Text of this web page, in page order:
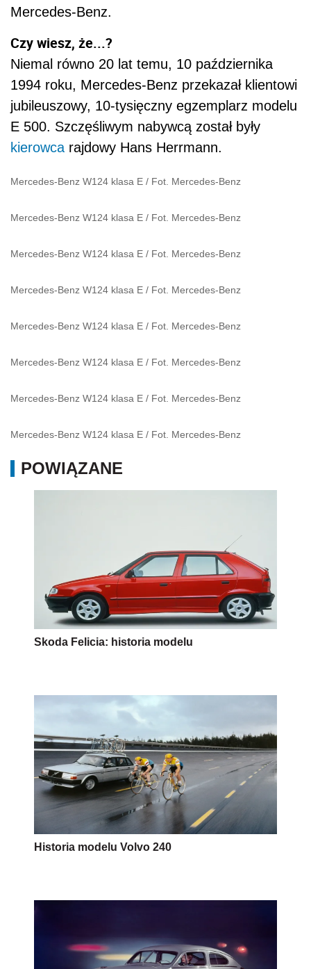
Mercedes-Benz.
Czy wiesz, że...?
Niemal równo 20 lat temu, 10 października
1994 roku, Mercedes-Benz przekazał klientowi
jubileuszowy, 10-tysięczny egzemplarz modelu
E 500. Szczęśliwym nabywcą został były
kierowca rajdowy Hans Herrmann.
Mercedes-Benz W124 klasa E / Fot. Mercedes-Benz
Mercedes-Benz W124 klasa E / Fot. Mercedes-Benz
Mercedes-Benz W124 klasa E / Fot. Mercedes-Benz
Mercedes-Benz W124 klasa E / Fot. Mercedes-Benz
Mercedes-Benz W124 klasa E / Fot. Mercedes-Benz
Mercedes-Benz W124 klasa E / Fot. Mercedes-Benz
Mercedes-Benz W124 klasa E / Fot. Mercedes-Benz
Mercedes-Benz W124 klasa E / Fot. Mercedes-Benz
POWIĄZANE
Skoda Felicia: historia modelu
Historia modelu Volvo 240